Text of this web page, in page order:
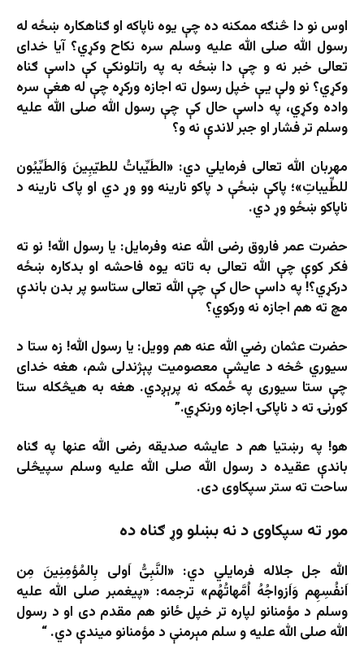
اوس نو دا څنګه ممکنه ده چې یوه ناپاکه او ګناهکاره ښځه له
رسول الله صلی الله علیه وسلم سره نکاح وکړي؟ آیا خدای
تعالی خبر نه و چې دا ښځه به په راتلونکې کې داسې ګناه
وکړي؟ نو ولې یې خپل رسول ته اجازه ورکړه چې له هغې سره
واده وکړي، په داسې حال کې چې رسول الله صلی الله علیه
وسلم تر فشار او جبر لاندې نه و؟
مهربان الله تعالی فرمایلي دي: «الطَیِّباتُ للطیّبِینَ وَالطَیِّبُون
للطِّیباتِ»؛ پاکې ښځې د پاکو نارینه وو وړ دي او پاک نارینه د
ناپاکو ښځو وړ دي.
حضرت عمر فاروق رضی الله عنه وفرمایل: یا رسول الله! نو ته
فکر کوې چې الله تعالی به تاته یوه فاحشه او بدکاره ښځه
درکړي؟! په داسې حال کې چې الله تعالی ستاسو پر بدن باندې
مچ ته هم اجازه نه ورکوي؟
حضرت عثمان رضي الله عنه هم وویل: یا رسول الله! زه ستا د
سیوري څخه د عایشې معصومیت پېژندلی شم، هغه خدای
چې ستا سیوری په ځمکه نه پرېږدي. هغه به هیڅکله ستا
کورنۍ ته د ناپاکۍ اجازه ورنکړي.”
هو! په رښتیا هم د عایشه صدیقه رضی الله عنها په ګناه
باندې عقیده د رسول الله صلی الله علیه وسلم سپیڅلی
ساحت ته ستر سپکاوی دی.
مور ته سپکاوی د نه بښلو وړ ګناه ده
الله جل جلاله فرمایلي دي: «النَّبِیُّ اَولی بِالمُؤمِنِینَ مِن
اَنفُسِهِم وَاَزواجُهُ اُمَّهاتُهُم» ترجمه: «پیغمبر صلی الله علیه
وسلم د مؤمنانو لپاره تر خپل ځانو هم مقدم دی او د رسول
الله صلی الله علیه و سلم مېرمنې د مؤمنانو میندې دي. “